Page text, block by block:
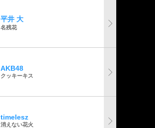
平井 大
名残花
AKB48
クッキーキス
timelesz
消えない花火